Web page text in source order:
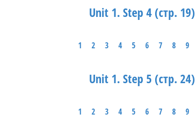
Unit 1. Step 4 (стр. 19)
1 2 3 4 5 6 7 8 9
Unit 1. Step 5 (стр. 24)
1 2 3 4 5 6 7 8 9